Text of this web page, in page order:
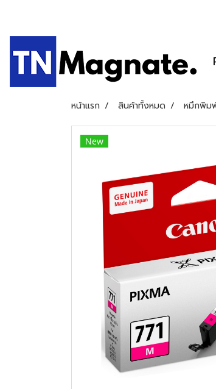
หน้าแรก สินค้าทั้งหมด หมึกพิม
New